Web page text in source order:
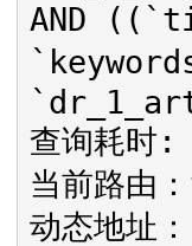
AND
查询耗时
当前路由
动态地址